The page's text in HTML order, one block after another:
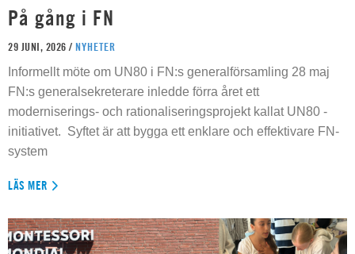
På gång i FN
29 JUNI, 2026 / NYHETER
Informellt möte om UN80 i FN:s generalförsamling 28 maj
FN:s generalsekreterare inledde förra året ett
moderniserings- och rationaliseringsprojekt kallat UN80 -
initiativet. Syftet är att bygga ett enklare och effektivare FN-
system
LÄS MER